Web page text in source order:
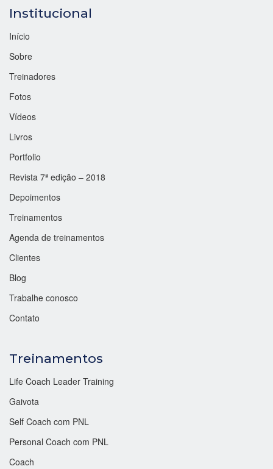
Institucional
Início
Sobre
Treinadores
Fotos
Vídeos
Livros
Portfolio
Revista 7ª edição – 2018
Depoimentos
Treinamentos
Agenda de treinamentos
Clientes
Blog
Trabalhe conosco
Contato
Treinamentos
Life Coach Leader Training
Gaivota
Self Coach com PNL
Personal Coach com PNL
Coach